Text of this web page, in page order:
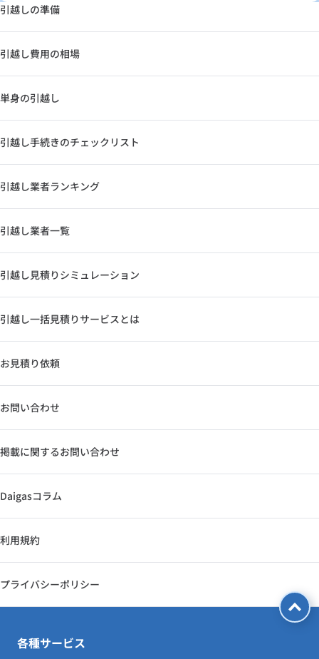
引越しの準備
引越し費用の相場
単身の引越し
引越し手続きのチェックリスト
引越し業者ランキング
引越し業者一覧
引越し見積りシミュレーション
引越し一括見積りサービスとは
お見積り依頼
お問い合わせ
掲載に関するお問い合わせ
Daigasコラム
利用規約
プライバシーポリシー
各種サービス